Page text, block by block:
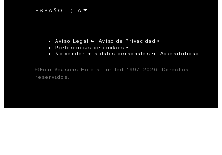
Aviso Legal Aviso de Privacidad
Preferencias de cookies
No vender mis datos personales Accesibilidad
©Four Seasons Hotels Limited 1997-2026. Derechos
reservados.